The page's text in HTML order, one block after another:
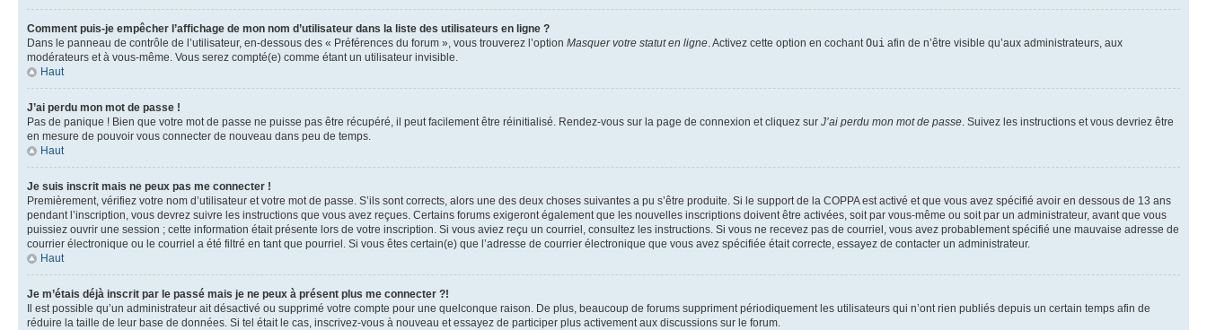
Comment puis-je empêcher l’affichage de mon nom d’utilisateur dans la liste des utilisateurs en ligne ?
Dans le panneau de contrôle de l’utilisateur, en-dessous des « Préférences du forum », vous trouverez l’option Masquer votre statut en ligne. Activez cette option en cochantOui afin de n’être visible qu’aux administrateurs, aux
modérateurs et à vous-même. Vous serez compté(e) comme étant un utilisateur invisible.
Haut
J’ai perdu mon mot de passe !
Pas de panique ! Bien que votre mot de passe ne puisse pas être récupéré, il peut facilement être réinitialisé. Rendez-vous sur la page de connexion et cliquez sur J’ai perdu mon mot de passe. Suivez les instructions et vous devriez être
en mesure de pouvoir vous connecter de nouveau dans peu de temps.
Haut
Je suis inscrit mais ne peux pas me connecter !
Premièrement, vérifiez votre nom d’utilisateur et votre mot de passe. S’ils sont corrects, alors une des deux choses suivantes a pu s’être produite. Si le support de la COPPA est activé et que vous avez spécifié avoir en dessous de 13 ans
pendant l’inscription, vous devrez suivre les instructions que vous avez reçues. Certains forums exigeront également que les nouvelles inscriptions doivent être activées, soit par vous-même ou soit par un administrateur, avant que vous
puissiez ouvrir une session ; cette information était présente lors de votre inscription. Si vous aviez reçu un courriel, consultez les instructions. Si vous ne recevez pas de courriel, vous avez probablement spécifié une mauvaise adresse de
courrier électronique ou le courriel a été filtré en tant que pourriel. Si vous êtes certain(e) que l’adresse de courrier électronique que vous avez spécifiée était correcte, essayez de contacter un administrateur.
Haut
Je m’étais déjà inscrit par le passé mais je ne peux à présent plus me connecter ?!
Il est possible qu’un administrateur ait désactivé ou supprimé votre compte pour une quelconque raison. De plus, beaucoup de forums suppriment périodiquement les utilisateurs qui n’ont rien publiés depuis un certain temps afin de
réduire la taille de leur base de données. Si tel était le cas, inscrivez-vous à nouveau et essayez de participer plus activement aux discussions sur le forum.